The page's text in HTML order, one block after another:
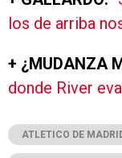
los de arriba
+ ¿MUDANZA
donde River
ATLETICO DE